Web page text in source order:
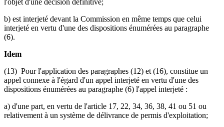
b) est interjeté devant la Commission en même temps que celui
interjeté en vertu d'une des dispositions énumérées au paragraphe
(6).
Idem
(13) Pour l'application des paragraphes (12) et (16), constitue un
appel connexe à l'égard d'un appel interjeté en vertu d'une des
dispositions énumérées au paragraphe (6) l'appel interjeté :
a) d'une part, en vertu de l'article 17, 22, 34, 36, 38, 41 ou 51 ou
relativement à un système de délivrance de permis d'exploitation;